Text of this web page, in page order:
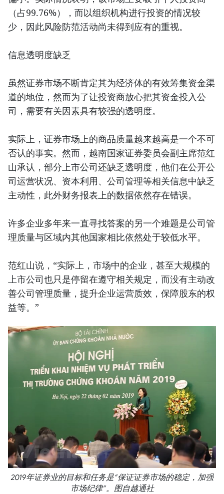
（占99.76%），而以组织机构进行投资的情况较
少，因此风险防范活动尚未得到应有的重视。
信息透明度缺乏
虽然证券市场不断肯定其为经济体的有效筹集资金渠
道的地位，然而为了让投资商放心把其资金投入公
司，需要有关因素具有较强的透明度。
实际上，证券市场上的商品质量越来越高是一个不可
否认的事实。然而，越南国家证券委员会副主席范红
山承认，部分上市公司还缺乏透明度，他们在公开公
司运营状况、资本利用、公司管理等相关信息中缺乏
主动性，此外财务报表上的数据依然存在错误。
许多企业多年来一直寻找答案的另一个难题是公司管
理质量与区域内其他国家相比依然处于较低水平。
范红山说，“实际上，市场中的企业，甚至大规模的
上市公司也只是停留在遵守相关规定，而没有主动改
善公司管理质量，提升企业运营质效，保障股东的权
益等。”
2019年证券业的目标和任务是“保证证券市场的稳定，加强
市场纪律”。图自越通社